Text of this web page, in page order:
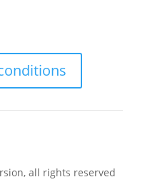
all rights reserved